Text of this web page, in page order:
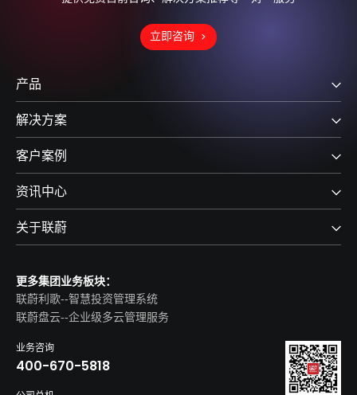
立即咨询
产品
解决方案
客户案例
资讯中心
关于联蔚
更多集团业务板块：
联蔚利歌--智慧投资管理系统
联蔚盘云--企业级多云管理服务
业务咨询
400-670-5818